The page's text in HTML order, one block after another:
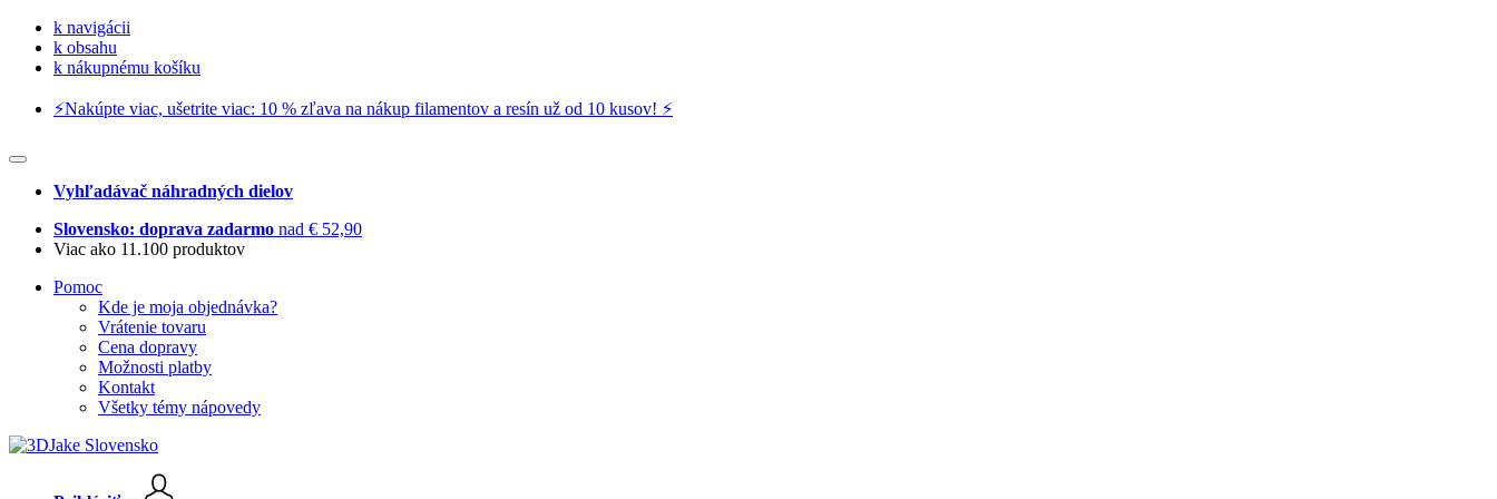
k navigácii
k obsahu
k nákupnému košíku
⚡️Nakúpte viac, ušetrite viac: 10 % zľava na nákup filamentov a resín už od 10 kusov! ⚡️
Vyhľadávač náhradných dielov
Slovensko: doprava zadarmo nad € 52,90
Viac ako 11.100 produktov
Pomoc
Kde je moja objednávka?
Vrátenie tovaru
Cena dopravy
Možnosti platby
Kontakt
Všetky témy nápovedy